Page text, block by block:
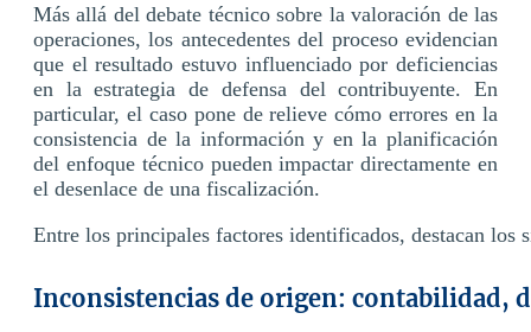
Más allá del debate técnico sobre la valoración de las
operaciones, los antecedentes del proceso evidencian
que el resultado estuvo influenciado por deficiencias
en la estrategia de defensa del contribuyente. En
particular, el caso pone de relieve cómo errores en la
consistencia de la información y en la planificación
del enfoque técnico pueden impactar directamente en
el desenlace de una fiscalización.
Entre los principales factores identificados, destacan los
Inconsistencias de origen: contabilidad,